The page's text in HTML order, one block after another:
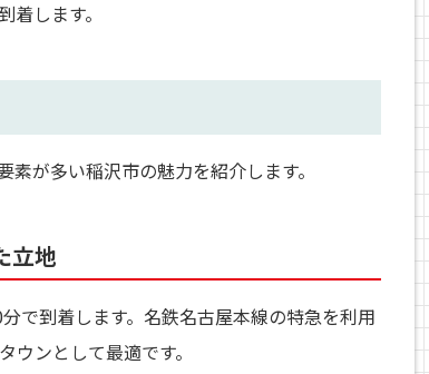
します。
が多い稲沢市の魅力を紹介します。
立地
で到着します。名鉄名古屋本線の特急を利用
ンとして最適です。